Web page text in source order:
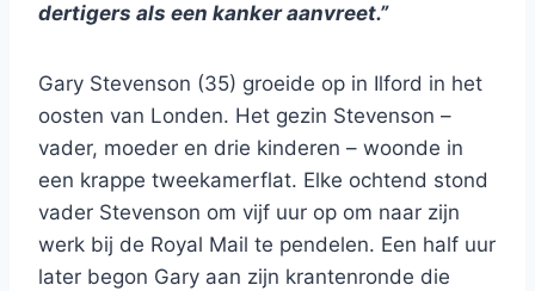
dertigers als een kanker aanvreet.”
Gary Stevenson (35) groeide op in Ilford in het
oosten van Londen. Het gezin Stevenson –
vader, moeder en drie kinderen – woonde in
een krappe tweekamerflat. Elke ochtend stond
vader Stevenson om vijf uur op om naar zijn
werk bij de Royal Mail te pendelen. Een half uur
later begon Gary aan zijn krantenronde die